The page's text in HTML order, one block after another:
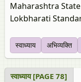
Maharashtra
Lokbharati
स्‍वाध्याय अभिव्यक्ति
स्‍वाध्याय [PAGE 78]